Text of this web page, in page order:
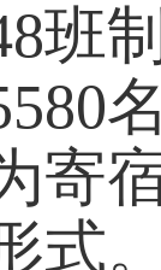
班
寄
式